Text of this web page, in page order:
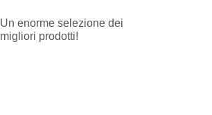
Un enorme selezione dei
migliori prodotti!